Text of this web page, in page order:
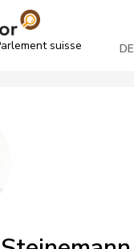
suisse DE